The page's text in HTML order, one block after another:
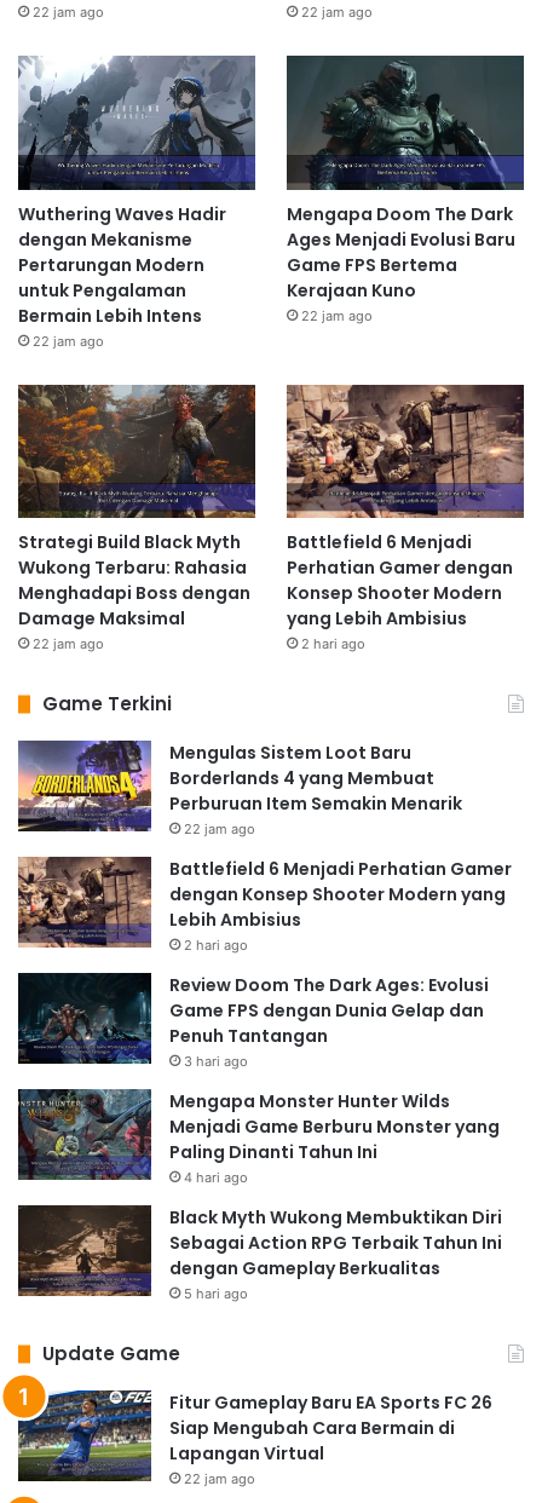
22 jam ago 22 jam ago
Wuthering Waves Hadir
dengan Mekanisme
Pertarungan Modern
untuk Pengalaman
Bermain Lebih Intens
22 jam ago
Mengapa Doom The Dark
Ages Menjadi Evolusi Baru
Game FPS Bertema
Kerajaan Kuno
22 jam ago
Strategi Build Black Myth
Wukong Terbaru: Rahasia
Menghadapi Boss dengan
Damage Maksimal
22 jam ago
Battlefield 6 Menjadi
Perhatian Gamer dengan
Konsep Shooter Modern
yang Lebih Ambisius
2 hari ago
Game Terkini
Mengulas Sistem Loot Baru
Borderlands 4 yang Membuat
Perburuan Item Semakin Menarik
22 jam ago
Battlefield 6 Menjadi Perhatian Gamer
dengan Konsep Shooter Modern yang
Lebih Ambisius
2 hari ago
Review Doom The Dark Ages: Evolusi
Game FPS dengan Dunia Gelap dan
Penuh Tantangan
3 hari ago
Mengapa Monster Hunter Wilds
Menjadi Game Berburu Monster yang
Paling Dinanti Tahun Ini
4 hari ago
Black Myth Wukong Membuktikan Diri
Sebagai Action RPG Terbaik Tahun Ini
dengan Gameplay Berkualitas
5 hari ago
Update Game
Fitur Gameplay Baru EA Sports FC 26
Siap Mengubah Cara Bermain di
Lapangan Virtual
22 jam ago